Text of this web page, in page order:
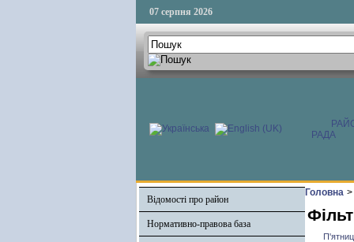
07 серпня 2026
РАДА
Відомості про район
Нормативно-правова база
Головна >